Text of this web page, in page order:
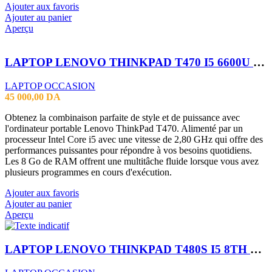
Ajouter aux favoris
Ajouter au panier
Aperçu
LAPTOP LENOVO THINKPAD T470 I5 6600U 8GB
LAPTOP OCCASION
45 000,00 DA
Obtenez la combinaison parfaite de style et de puissance avec
l'ordinateur portable Lenovo ThinkPad T470. Alimenté par un
processeur Intel Core i5 avec une vitesse de 2,80 GHz qui offre des
performances puissantes pour répondre à vos besoins quotidiens.
Les 8 Go de RAM offrent une multitâche fluide lorsque vous avez
plusieurs programmes en cours d'exécution.
Ajouter aux favoris
Ajouter au panier
Aperçu
LAPTOP LENOVO THINKPAD T480S I5 8TH 16GB 256SSD 14″